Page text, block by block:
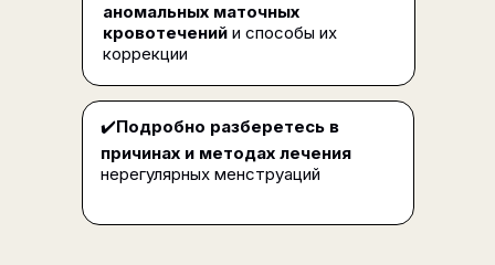
аномальных маточных
кровотечений и способы их
коррекции
✔️Подробно разберетесь в
причинах и методах лечения
нерегулярных менструаций